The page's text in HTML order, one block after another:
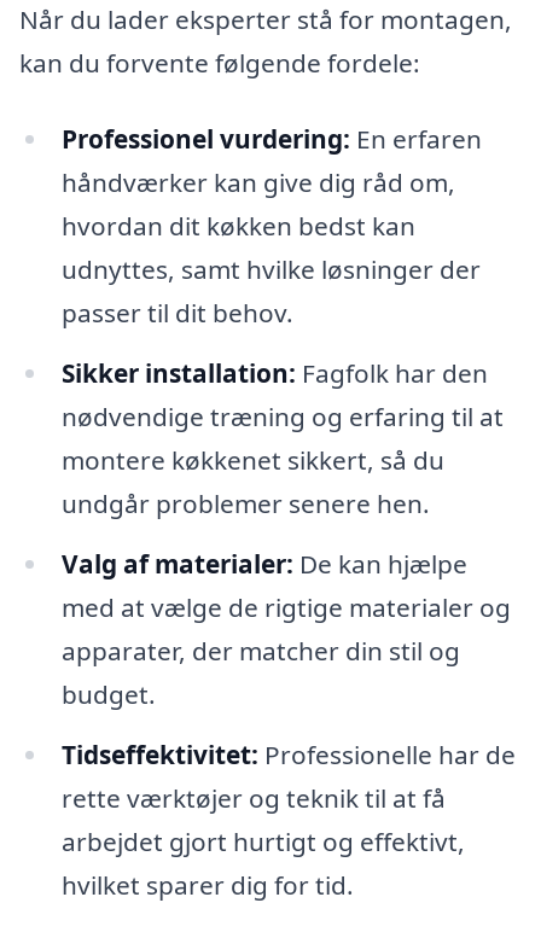
Når du lader eksperter stå for montagen,
kan du forvente følgende fordele:
Professionel vurdering: En erfaren
håndværker kan give dig råd om,
hvordan dit køkken bedst kan
udnyttes, samt hvilke løsninger der
passer til dit behov.
Sikker installation: Fagfolk har den
nødvendige træning og erfaring til at
montere køkkenet sikkert, så du
undgår problemer senere hen.
Valg af materialer: De kan hjælpe
med at vælge de rigtige materialer og
apparater, der matcher din stil og
budget.
Tidseffektivitet: Professionelle har de
rette værktøjer og teknik til at få
arbejdet gjort hurtigt og effektivt,
hvilket sparer dig for tid.